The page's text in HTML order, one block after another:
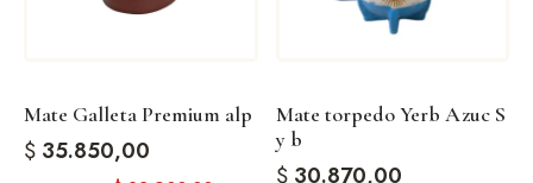
Mate Galleta Premium alp
$ 35.850,00
Mate torpedo Yerb Azuc S
y b
$30.870,00